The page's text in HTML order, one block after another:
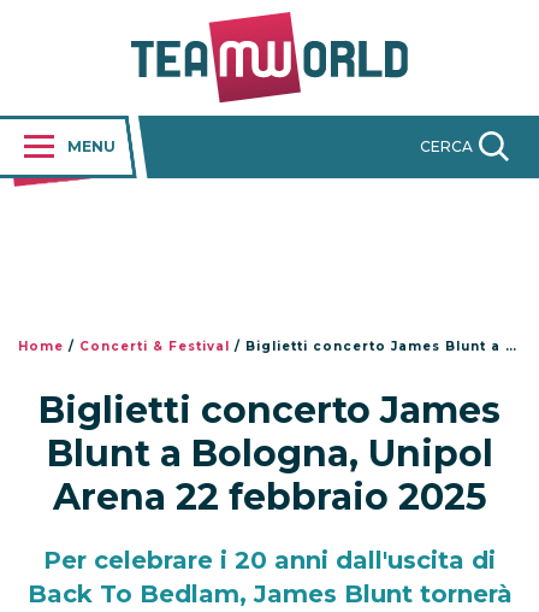
MENU CERCA
Home / Concerti & Festival / Biglietti concerto James Blunt a Bologna, Unipol Arena 22 febbraio 2025
Biglietti concerto James
Blunt a Bologna, Unipol
Arena 22 febbraio 2025
Per celebrare i 20 anni dall'uscita di
Back To Bedlam, James Blunt tornerà